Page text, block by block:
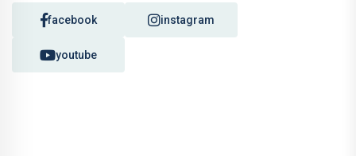
facebook instagram
youtube